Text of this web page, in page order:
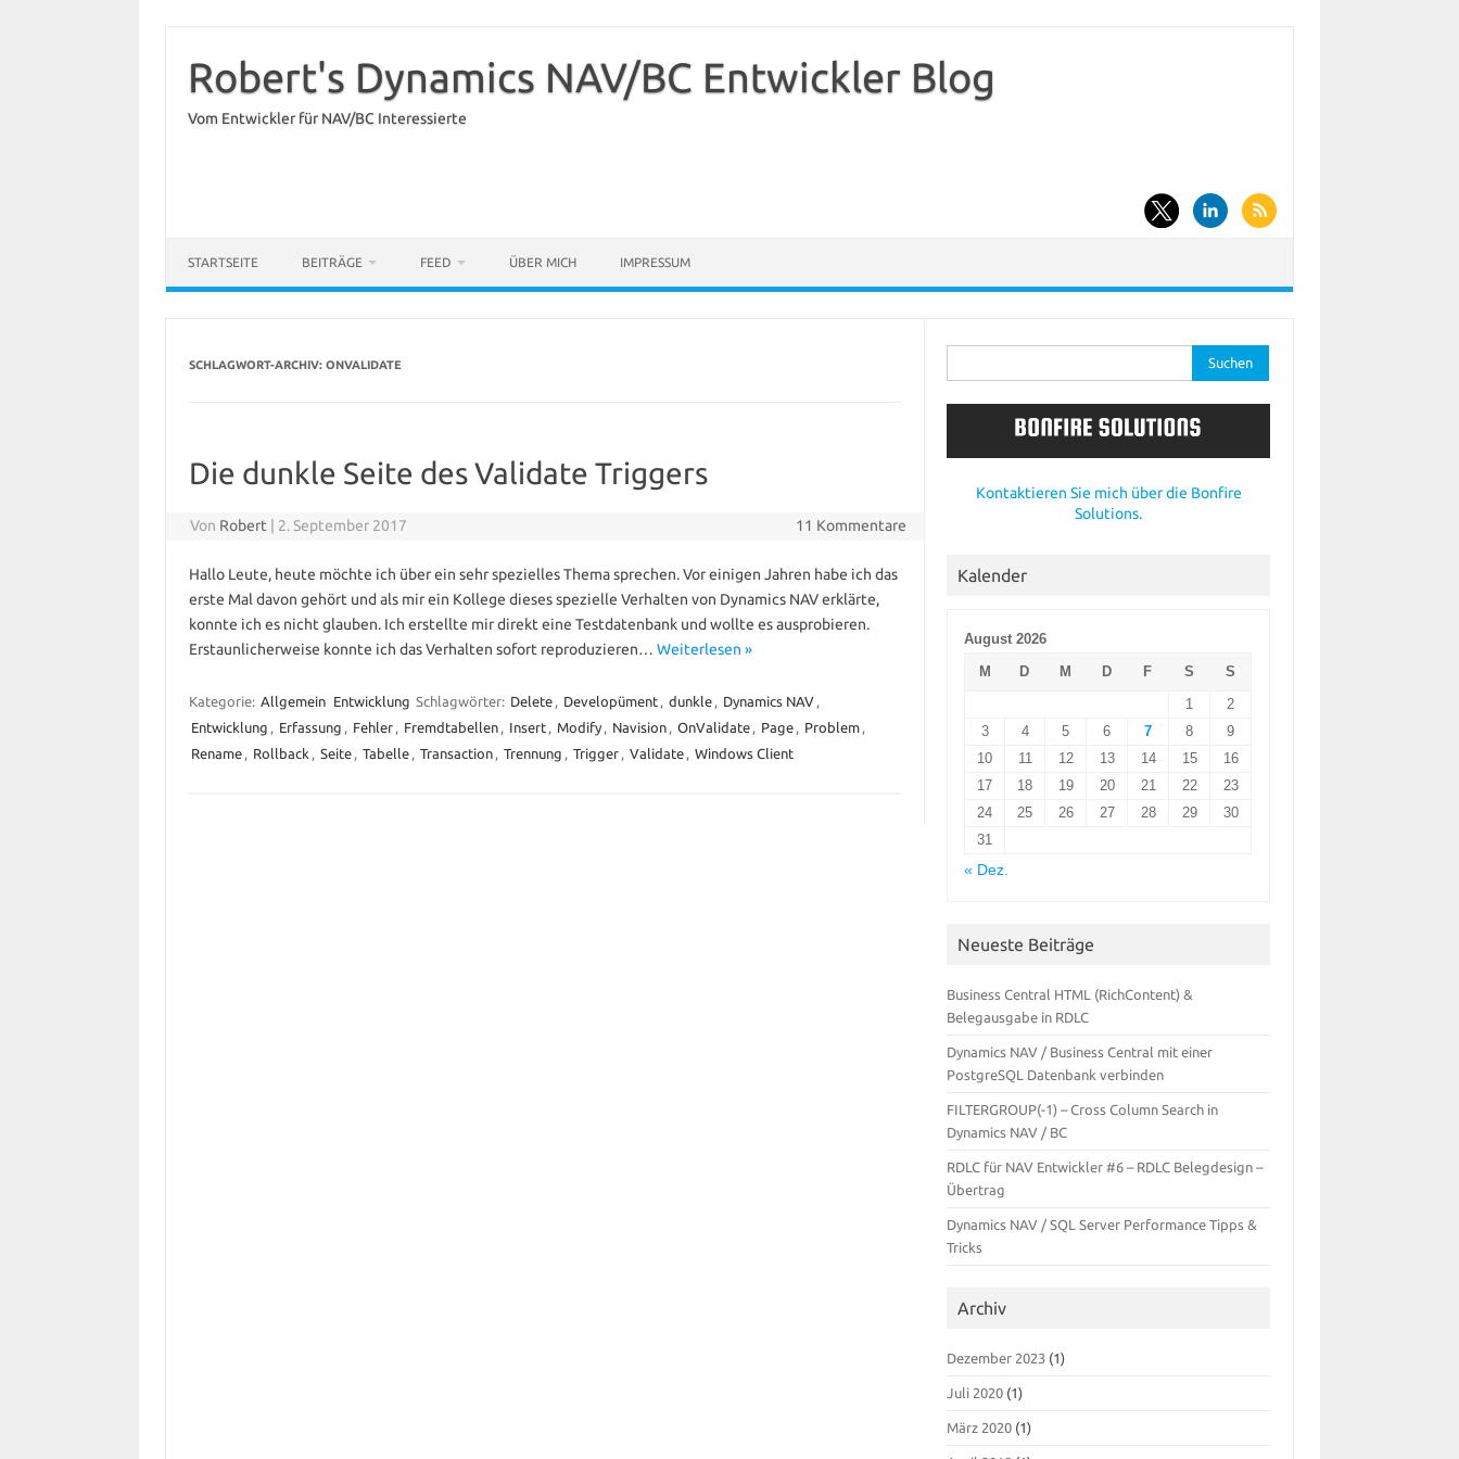
springen
Robert's Dynamics NAV/BC Entwickler Blog
Vom Entwickler für NAV/BC Interessierte
STARTSEITE BEITRÄGE FEED ÜBER MICH IMPRESSUM
SCHLAGWORT-ARCHIV: ONVALIDATE
Die dunkle Seite des Validate Triggers
Von Robert 2. September 2017 11 Kommentare
Hallo Leute, heute möchte ich über ein sehr spezielles Thema sprechen. Vor einigen Jahren habe ich das
erste Mal davon gehört und als mir ein Kollege dieses spezielle Verhalten von Dynamics NAV erklärte,
konnte ich es nicht glauben. Ich erstellte mir direkt eine Testdatenbank und wollte es ausprobieren.
Erstaunlicherweise konnte ich das Verhalten sofort reproduzieren… Weiterlesen »
Kategorie: Allgemein Entwicklung Schlagwörter: Delete , Developüment , dunkle , Dynamics NAV ,
Entwicklung , Erfassung , Fehler , Fremdtabellen , Insert , Modify , Navision , OnValidate , Page , Problem ,
Rename , Rollback , Seite , Tabelle , Transaction , Trennung , Trigger , Validate , Windows Client
nach:
Kontaktieren Sie mich über die Bonfire
Solutions.
Kalender
August 2026
M
D M D F S
S
1
2
3
4 5 6 7 8
9
10
11 12 13 14 15
16
17
18 19 20 21 22
23
24
25 26 27 28 29
30
31
« Dez.
Neueste Beiträge
Business Central HTML (RichContent) &
Belegausgabe in RDLC
Dynamics NAV / Business Central mit einer
PostgreSQL Datenbank verbinden
FILTERGROUP(-1) – Cross Column Search in
Dynamics NAV / BC
RDLC für NAV Entwickler #6 – RDLC Belegdesign –
Übertrag
Dynamics NAV / SQL Server Performance Tipps &
Tricks
Archiv
Dezember 2023 (1)
Juli 2020 (1)
März 2020 (1)